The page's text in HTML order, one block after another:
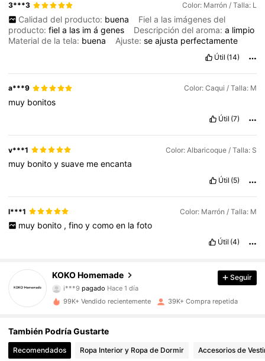
3***3 Color: Marrón / Talla: L
Calidad del producto: buena
Fiel a las imágenes del
producto:fiela las imágenes Descripción del aroma:a limpio
Material de la tela: buena Ajuste:seajusta perfectamente
Útil (14)
a***9 Color: Caqui / Talla: M
muy bonitos
Útil (7)
v***1 Color: Albaricoque / Talla: S
muy bonitoysuave meencanta
Útil (5)
l***1 Color: Marrón / Talla: M
muy bonito , fino y como en la foto
Útil (4)
KOKO Homemade
4,79
9.5K Seguidores
i***9 pagado Hace 1 día
4,79 9.5K Seguidores
Seguir
99K+ Vendido recientemente 39K+ Compra repetida
También Podría Gustarte
Recomendados Ropa Interior y Ropa de Dormir Accesorios de